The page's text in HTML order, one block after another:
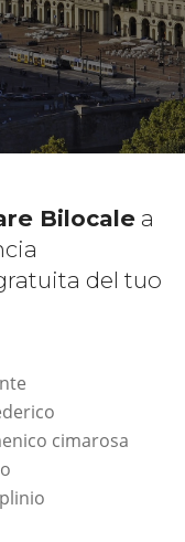
Bilocale a
del tuo
cimarosa